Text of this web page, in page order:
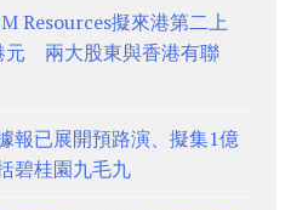
Resources擬來港第二上
元 兩大股東與香港有聯
報已展開預路演、擬集1億
碧桂園九毛九